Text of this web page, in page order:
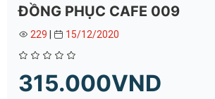
ĐỒNG PHỤC CAFE 009
229 15/12/2020
315.000VND